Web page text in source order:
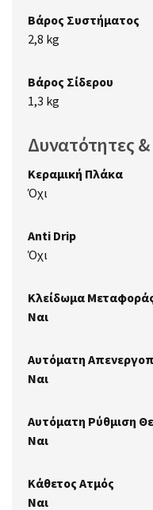
Βάρος Συστήματος
2,8 kg
Βάρος Σίδερου
1,3 kg
Δυνατότητες &
Κεραμική Πλάκα
Όχι
Anti Drip
Όχι
Κλείδωμα
Ναι
Αυτόματη
Ναι
Αυτόματη Ρύθμιση
Ναι
Κάθετος Ατμός
Ναι